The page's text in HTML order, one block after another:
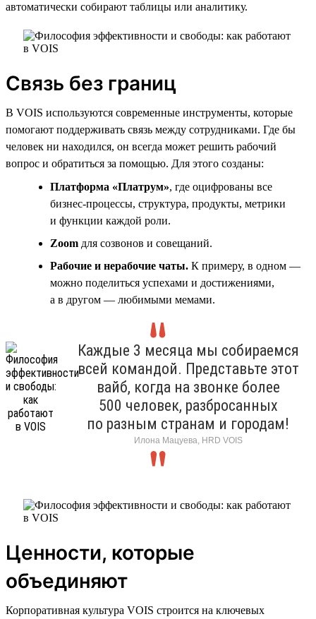
автоматически собирают таблицы или аналитику.
Связь без границ
В VOIS используются современные инструменты, которые
помогают поддерживать связь между сотрудниками. Где бы
человек ни находился, он всегда может решить рабочий
вопрос и обратиться за помощью. Для этого созданы:
Платформа «Платрум», где оцифрованы все
бизнес-процессы, структура, продукты, метрики
и функции каждой роли.
Zoom для созвонов и совещаний.
Рабочие и нерабочие чаты. К примеру, в одном —
можно поделиться успехами и достижениями,
а в другом — любимыми мемами.
Каждые 3 месяца мы собираемся
всей командой. Представьте этот
вайб, когда на звонке более
500 человек, разбросанных
по разным странам и городам!
Илона Мацуева, HRD VOIS
Ценности, которые
объединяют
Корпоративная культура VOIS строится на ключевых